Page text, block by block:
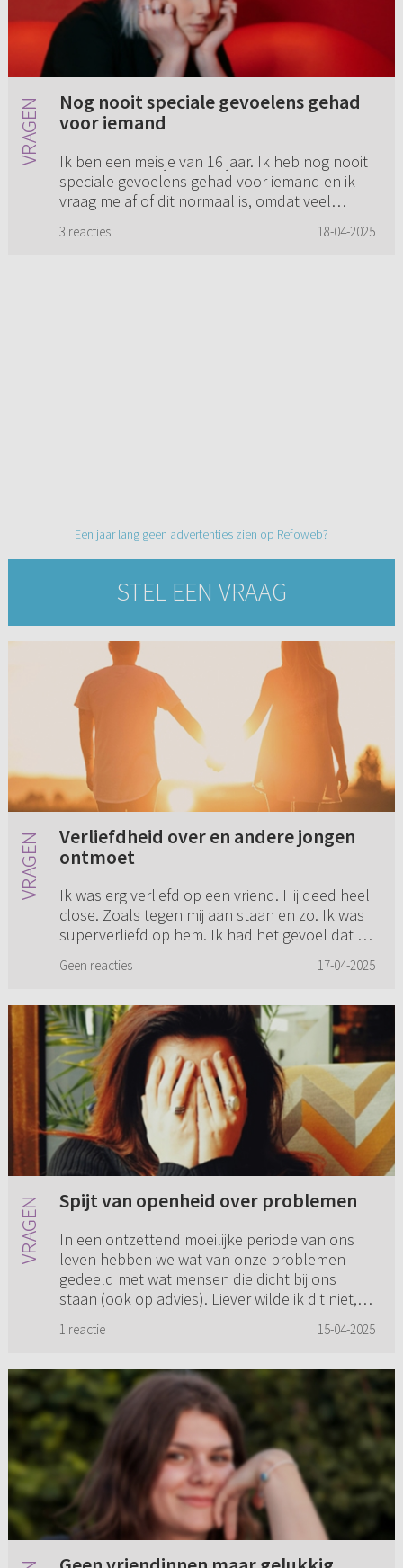
Nog nooit speciale gevoelens gehad
voor iemand
Ik ben een meisje van 16 jaar. Ik heb nog nooit
speciale gevoelens gehad voor iemand en ik
vraag me af of dit normaal is, omdat veel
vaker) verliefd zijn gew...
3 reacties 18-04-2025
Een jaar lang geen advertenties zien op Refoweb?
STEL EEN VRAAG
Verliefdheid over en andere jongen
ontmoet
Ik was erg verliefd op een vriend. Hij deed heel
close. Zoals tegen mij aan staan en zo. Ik was
superverliefd op hem. Ik had het gevoel dat hij
dingen samen. An...
Geen reacties 17-04-2025
Spijt van openheid over problemen
In een ontzettend moeilijke periode van ons
leven hebben we wat van onze problemen
gedeeld met wat mensen die dicht bij ons
staan (ook op advies). Liever wilde ik dit niet,
1 reactie 15-04-2025